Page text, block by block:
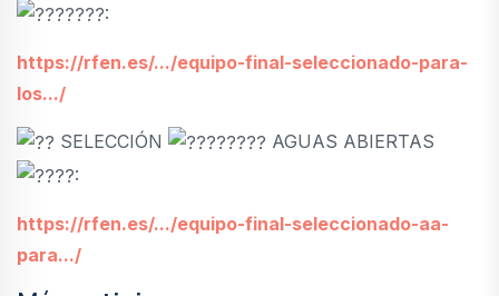
:
https://rfen.es/.../equipo-final-seleccionado-para-
los.../
SELECCIÓN
AGUAS ABIERTAS
:
https://rfen.es/.../equipo-final-seleccionado-aa-
para.../